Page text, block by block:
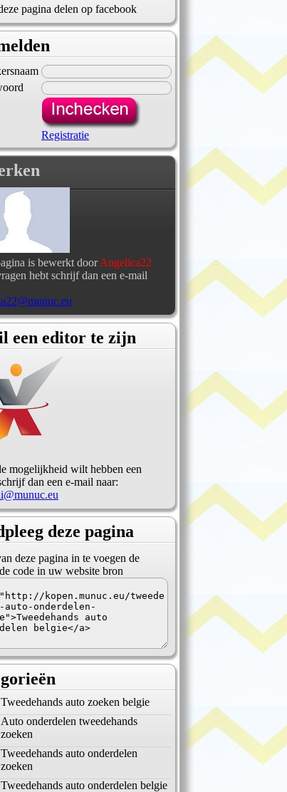
pagina delen op facebook
Registratie
is bewerkt doorAngelica22
hebt schrijf dan een e-mail
een editor te zijn
mogelijkheid wilt hebben een
dan een e-mail naar:
deze pagina
deze pagina in te voegen de
code in uw website bron
Tweedehands auto zoeken belgie
Auto onderdelen tweedehands
zoeken
Tweedehands auto onderdelen
zoeken
Tweedehands auto onderdelen belgie